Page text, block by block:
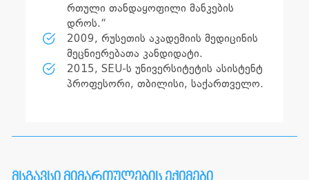
რთული თანდაყოფილი მანკების
დროს.“
2009, რუსეთის აკადემიის მედიცინის
მეცნიერებათა კანდიდატი.
2015, SEU-ს უნივერსიტეტის ასისტენტ
პროფესორი, თბილისი, საქართველო.